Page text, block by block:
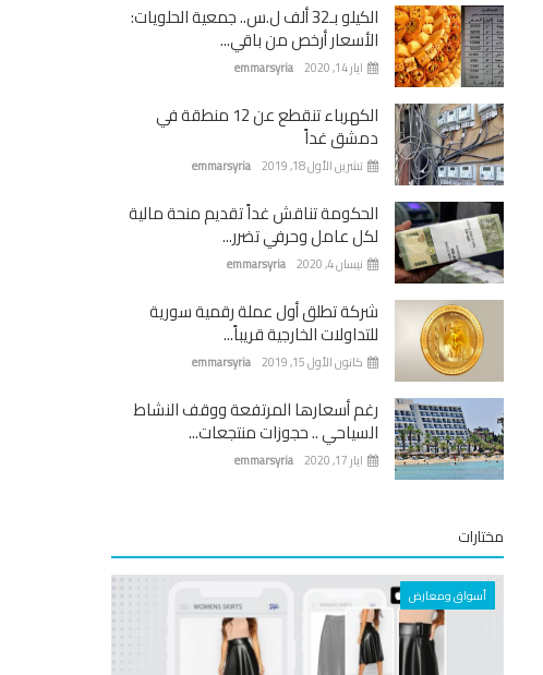
الكيلو بـ32 ألف ل.س.. جمعية الحلويات:
الأسعار أرخص من باقي...
emmarsyria ايار 14, 2020
الكهرباء تنقطع عن 12 منطقة في
دمشق غداً
emmarsyria تشرين الأول 18, 2019
الحكومة تناقش غداً تقديم منحة مالية
لكل عامل وحرفي تضرر...
emmarsyria نيسان 4, 2020
شركة تطلق أول عملة رقمية سورية
للتداولات الخارجية قريباً...
emmarsyria كانون الأول 15, 2019
رغم أسعارها المرتفعة ووقف النشاط
السياحي .. حجوزات منتجعات...
emmarsyria ايار 17, 2020
مختارات
أسواق ومعارض